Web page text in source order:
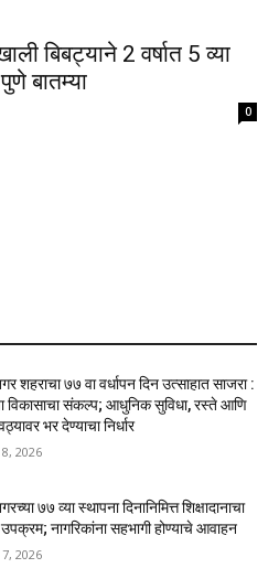
बिबट्याने 2 वर्षात 5 व्या
बातम्या
0
शहराचा ७७ वा वर्धापन दिन उत्साहात साजरा :
विकासाचा संकल्प; आधुनिक सुविधा, रस्ते आणि
भर देण्याचा निर्धार
2026
७७ व्या स्थापना दिनानिमित्त शिक्षादानाचा
नागरिकांना सहभागी होण्याचे आवाहन
2026